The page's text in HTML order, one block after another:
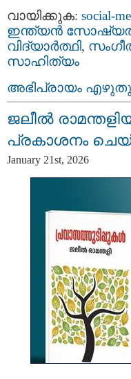
വായിക്കുക: social-
ഇന്ത്യന്‍
വിദ്യാര്‍ത്ഥി,
സാഹിത്യം
അഭിപ്രായം
ജലീൽ
പ്രകാശനം
January 21st, 2026